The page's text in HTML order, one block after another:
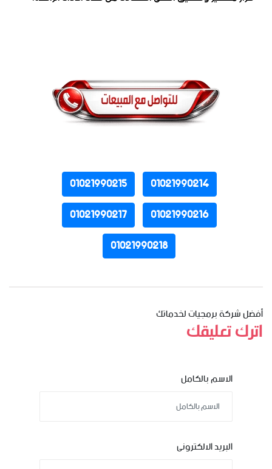
01021990214
01021990215
01021990216
01021990217
01021990218
أفضل شركة برمجيات لخدماتك
اترك تعليقك
الاسم بالكامل
البريد الالكترونى